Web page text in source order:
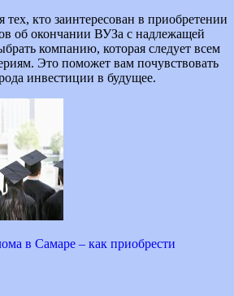
кто заинтересован в приобретении
об окончании ВУЗа с надлежащей
компанию, которая следует всем
Это поможет вам почувствовать
инвестиции в будущее.
в Самаре – как приобрести